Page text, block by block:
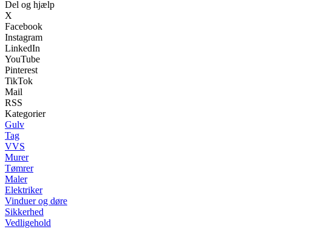
Del og hjælp
X
Facebook
Instagram
LinkedIn
YouTube
Pinterest
TikTok
Mail
RSS
Kategorier
Gulv
Tag
VVS
Murer
Tømrer
Maler
Elektriker
Vinduer og døre
Sikkerhed
Vedligehold